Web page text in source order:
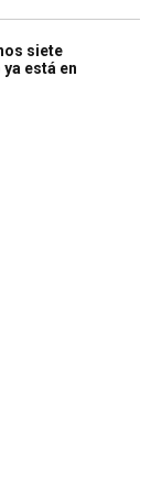
siete
está en